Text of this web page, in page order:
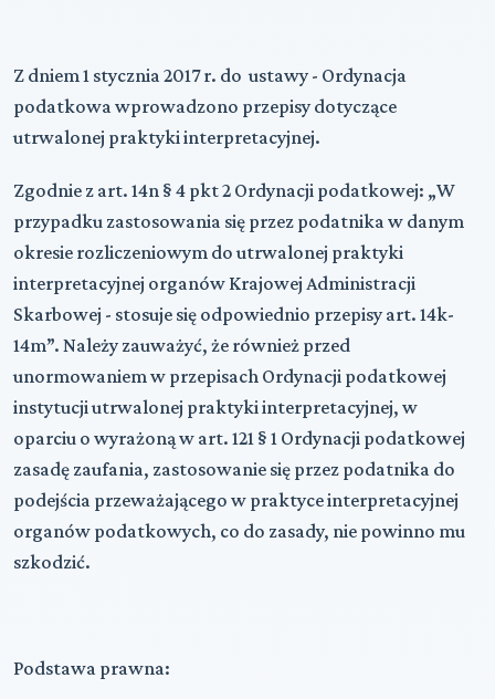
Z dniem 1 stycznia 2017 r. do ustawy - Ordynacja
podatkowa wprowadzono przepisy dotyczące
utrwalonej praktyki interpretacyjnej.
Zgodnie z art. 14n § 4 pkt 2 Ordynacji podatkowej: „W
przypadku zastosowania się przez podatnika w danym
okresie rozliczeniowym do utrwalonej praktyki
interpretacyjnej organów Krajowej Administracji
Skarbowej - stosuje się odpowiednio przepisy art. 14k-
14m”. Należy zauważyć, że również przed
unormowaniem w przepisach Ordynacji podatkowej
instytucji utrwalonej praktyki interpretacyjnej, w
oparciu o wyrażoną w art. 121 § 1 Ordynacji podatkowej
zasadę zaufania, zastosowanie się przez podatnika do
podejścia przeważającego w praktyce interpretacyjnej
organów podatkowych, co do zasady, nie powinno mu
szkodzić.
Podstawa prawna: